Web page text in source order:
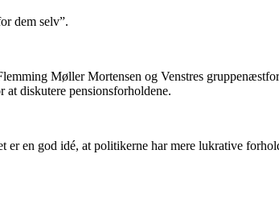
dem selv”.
Møller Mortensen og Venstres
at diskutere pensionsforholdene.
er en god idé, at politikerne har mere lukrative